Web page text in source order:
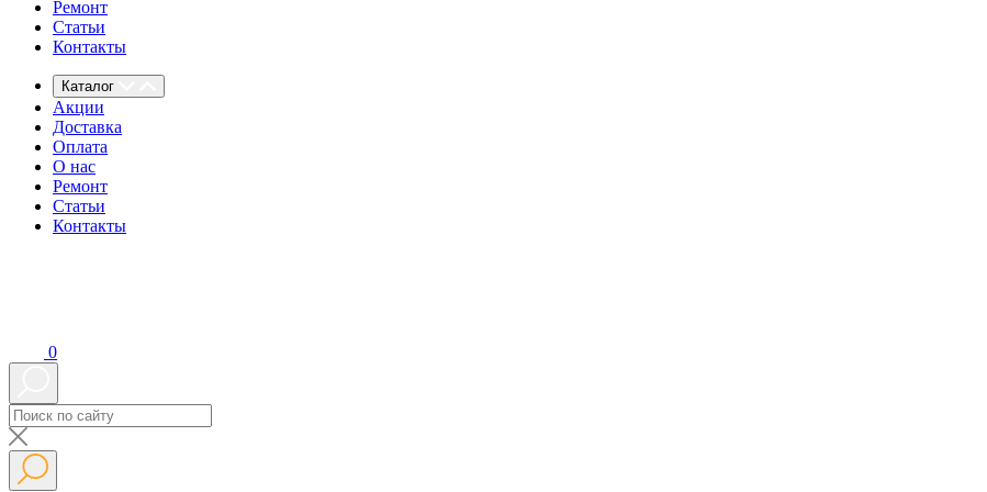
Ремонт
Статьи
Контакты
Каталог
Акции
Доставка
Оплата
О нас
Ремонт
Статьи
Контакты
0